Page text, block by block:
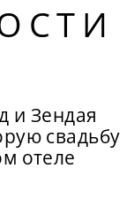
и Зендая
свадьбу
отеле